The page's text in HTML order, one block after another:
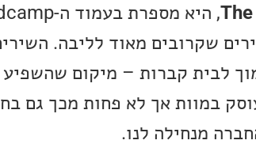
מדובר באוסף של 12 שירים שקרובים מאוד
לבית קברות – מיקום שהשפיע
במוות אך לא פחות מכך גם
מנחילה לנו.